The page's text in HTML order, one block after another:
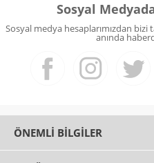
Sosyal
Sosyal medya hesaplarımızdan
anında
ÖNEMLI BILGILER